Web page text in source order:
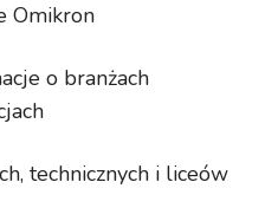
Omikron
o branżach
technicznych i liceów